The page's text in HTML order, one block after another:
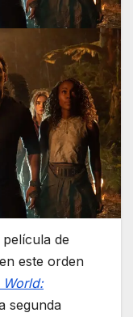
de
este orden
World:
segunda